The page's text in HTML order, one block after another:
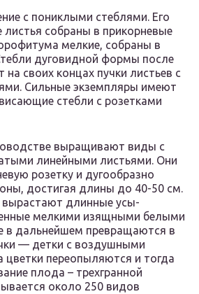
с пониклыми стеблями. Его
собраны в прикорневые
мелкие, собраны в
дуговидной формы после
на своих концах пучки листьев с
Сильные экземпляры имеют
стебли с розетками
выращивают виды с
линейными листьями. Они
розетку и дугообразно
достигая длины до 40-50 см.
вырастают длинные усы-
мелкими изящными белыми
в дальнейшем превращаются в
— детки с воздушными
цветки переопыляются и тогда
плода – трехгранной
около 250 видов